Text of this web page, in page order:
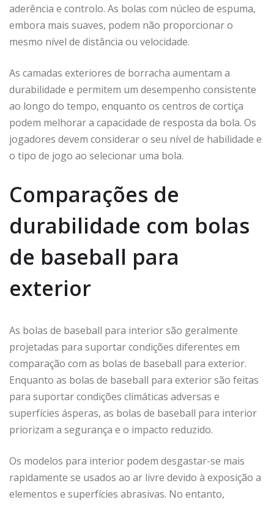
aderência e controlo. As bolas com núcleo de espuma,
embora mais suaves, podem não proporcionar o
mesmo nível de distância ou velocidade.
As camadas exteriores de borracha aumentam a
durabilidade e permitem um desempenho consistente
ao longo do tempo, enquanto os centros de cortiça
podem melhorar a capacidade de resposta da bola. Os
jogadores devem considerar o seu nível de habilidade e
o tipo de jogo ao selecionar uma bola.
Comparações de
durabilidade com bolas
de baseball para
exterior
As bolas de baseball para interior são geralmente
projetadas para suportar condições diferentes em
comparação com as bolas de baseball para exterior.
Enquanto as bolas de baseball para exterior são feitas
para suportar condições climáticas adversas e
superfícies ásperas, as bolas de baseball para interior
priorizam a segurança e o impacto reduzido.
Os modelos para interior podem desgastar-se mais
rapidamente se usados ao ar livre devido à exposição a
elementos e superfícies abrasivas. No entanto,